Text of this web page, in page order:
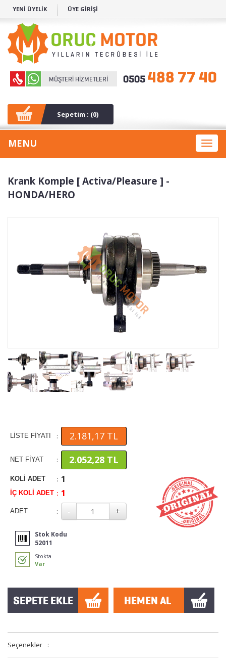
YENİ ÜYELİK ÜYE GİRİŞİ
Sepetim : (0)
Toggle
MENU
Krank Komple [ Activa/Pleasure ] -
HONDA/HERO
LİSTE FİYATI : 2.181,17 TL
NET FİYAT : 2.052,28 TL
KOLİ ADET : 1
İÇ KOLİ ADET : 1
ADET :
Stok Kodu
52011
Stokta
Var
Seçenekler :